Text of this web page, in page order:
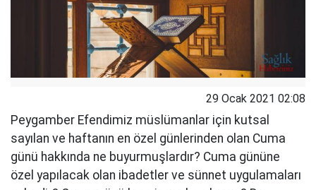
29 Ocak 2021 02:08
Peygamber Efendimiz müslümanlar için kutsal
sayılan ve haftanın en özel günlerinden olan Cuma
günü hakkında ne buyurmuşlardır? Cuma gününe
özel yapılacak olan ibadetler ve sünnet uygulamaları